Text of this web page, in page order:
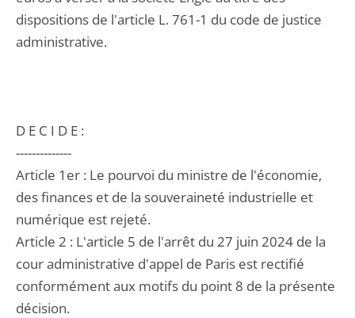
dispositions de l'article L. 761-1 du code de justice
administrative.
D E C I D E :
--------------
Article 1er : Le pourvoi du ministre de l'économie,
des finances et de la souveraineté industrielle et
numérique est rejeté.
Article 2 : L'article 5 de l'arrêt du 27 juin 2024 de la
cour administrative d'appel de Paris est rectifié
conformément aux motifs du point 8 de la présente
décision.